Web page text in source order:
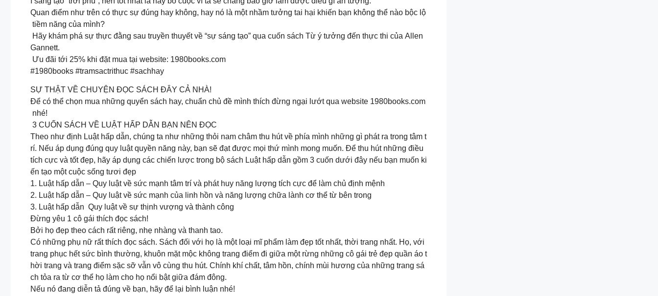
Quan điểm như trên có thực sự đúng hay không, hay nó là một nhầm tưởng tai hại khiến bạn không thể nào bộc lộ
tiềm năng của mình?
Hãy khám phá sự thực đằng sau truyền thuyết về “sự sáng tạo” qua cuốn sách Từ ý tưởng đến thực thi của Allen
Gannett.
Ưu đãi tới 25% khi đặt mua tại website: 1980books.com
#1980books #tramsactrithuc #sachhay
SỰ THẬT VỀ CHUYỆN ĐỌC SÁCH ĐÂY CẢ NHÀ!
Để có thể chọn mua những quyển sách hay, chuẩn chủ đề mình thích đừng ngại lướt qua website 1980books.com
nhé!
3 CUỐN SÁCH VỀ LUẬT HẤP DẪN BẠN NÊN ĐỌC
Theo như định Luật hấp dẫn, chúng ta như những thỏi nam châm thu hút về phía mình những gì phát ra trong tâm t
rí. Nếu áp dụng đúng quy luật quyền năng này, bạn sẽ đạt được mọi thứ mình mong muốn. Để thu hút những điều
tích cực và tốt đẹp, hãy áp dụng các chiến lược trong bộ sách Luật hấp dẫn gồm 3 cuốn dưới đây nếu bạn muốn ki
ến tạo một cuộc sống tươi đẹp
1. Luật hấp dẫn – Quy luật về sức mạnh tâm trí và phát huy năng lượng tích cực để làm chủ định mệnh
2. Luật hấp dẫn – Quy luật về sức mạnh của linh hồn và năng lượng chữa lành cơ thể từ bên trong
3. Luật hấp dẫn Quy luật về sự thịnh vượng và thành công
Đừng yêu 1 cô gái thích đọc sách!
Bởi họ đẹp theo cách rất riêng, nhẹ nhàng và thanh tao.
Có những phụ nữ rất thích đọc sách. Sách đối với họ là một loại mĩ phẩm làm đẹp tốt nhất, thời trang nhất. Họ, với
trang phục hết sức bình thường, khuôn mặt mộc không trang điểm đi giữa một rừng những cô gái trẻ đẹp quần áo t
hời trang và trang điểm sặc sỡ vẫn vô cùng thu hút. Chính khí chất, tâm hồn, chính mùi hương của những trang sá
ch tỏa ra từ cơ thể họ làm cho họ nổi bật giữa đám đông.
Nếu nó đang diễn tả đúng về bạn, hãy để lại bình luận nhé!